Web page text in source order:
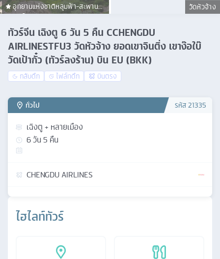
อุทยานแห่งชาติหลุมฟ้า-สะพาน
สวรรค์
วัดหัวจ้าง
ทัวร์จีน เฉิงตู 6 วัน 5 คืน CCHENGDU
AIRLINESTFU3 วัดหัวจ้าง ยอดเขาจินติ่ง เขาง๊อใบ๊
วัดเป้ากั๋ว (ทัวร์ลงร้าน) บิน EU (BKK)
กลับดึก ไฟล์ทดึก บินตรง
ไฮไลท์ทัวร์
ทั่วไป รหัส21335
เฉิงตู + หลายเมือง
6วัน5 คืน
CHENGDU AIRLINES